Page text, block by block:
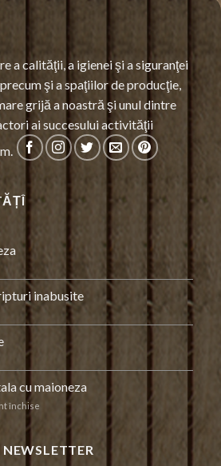
a calităţii, a igienei şi a siguranţei
şi a spaţiilor de producţie,
grijă a noastră şi unul dintre
ai succesului activităţii
inabusite
cu maioneza
închise pentru
orientala
cu